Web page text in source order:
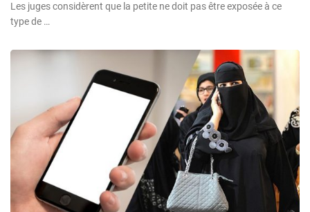
Les juges considèrent que la petite ne doit pas être exposée à ce
type de …